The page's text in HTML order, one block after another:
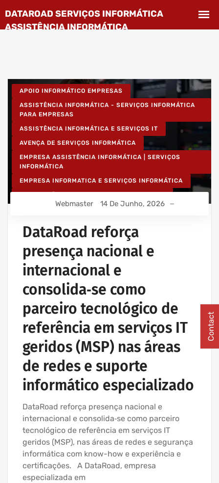
APOIO INFORMÁTICO EMPRESAS
ASSISTÊNCIA INFORMÁTICA - SERVIÇOS INFORMÁTICA
PARA EMPRESAS
ASSISTÊNCIA INFORMÁTICA E SERVIÇOS IT
AVENÇA DE SERVIÇOS INFORMÁTICA
EMPRESA ASSISTÊNCIA INFORMÁTICA | SERVIÇOS
INFORMÁTICA
EMPRESA INFORMATICA E SERVIÇOS INFORMÁTICA
MANUTENÇÃO INFORMÁTICA EMPRESAS
PROJETOS CABLAGEM E REDES INFORMÁTICA
Webmaster 14 De Junho, 2026
DataRoad reforça
presença nacional e
internacional e
consolida‑se como
parceiro tecnológico de
referência em serviços IT
geridos (MSP) nas áreas
de redes e suporte
informático especializado
DataRoad reforça presença nacional e
internacional e consolida‑se como parceiro
tecnológico de referência em serviços IT
geridos (MSP), nas áreas de redes e segurança
informática com know-how e experiência e
certificações. A DataRoad, empresa
especializada em
Contact